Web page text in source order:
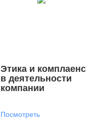
Этика и комплаенс
в деятельности
компании
Посмотреть